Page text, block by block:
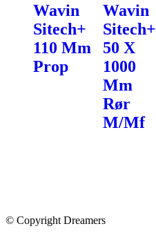
Wavin
Sitech+
110 Mm
Prop
Wavin
Sitech+
50 X
1000
Mm
Rør
M/Mf
© Copyright Dreamers